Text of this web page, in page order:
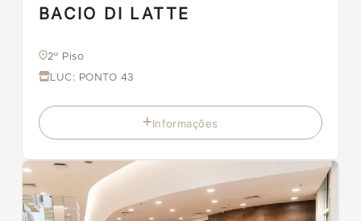
BACIO DI LATTE
2º Piso
LUC: PONTO 43
Informações